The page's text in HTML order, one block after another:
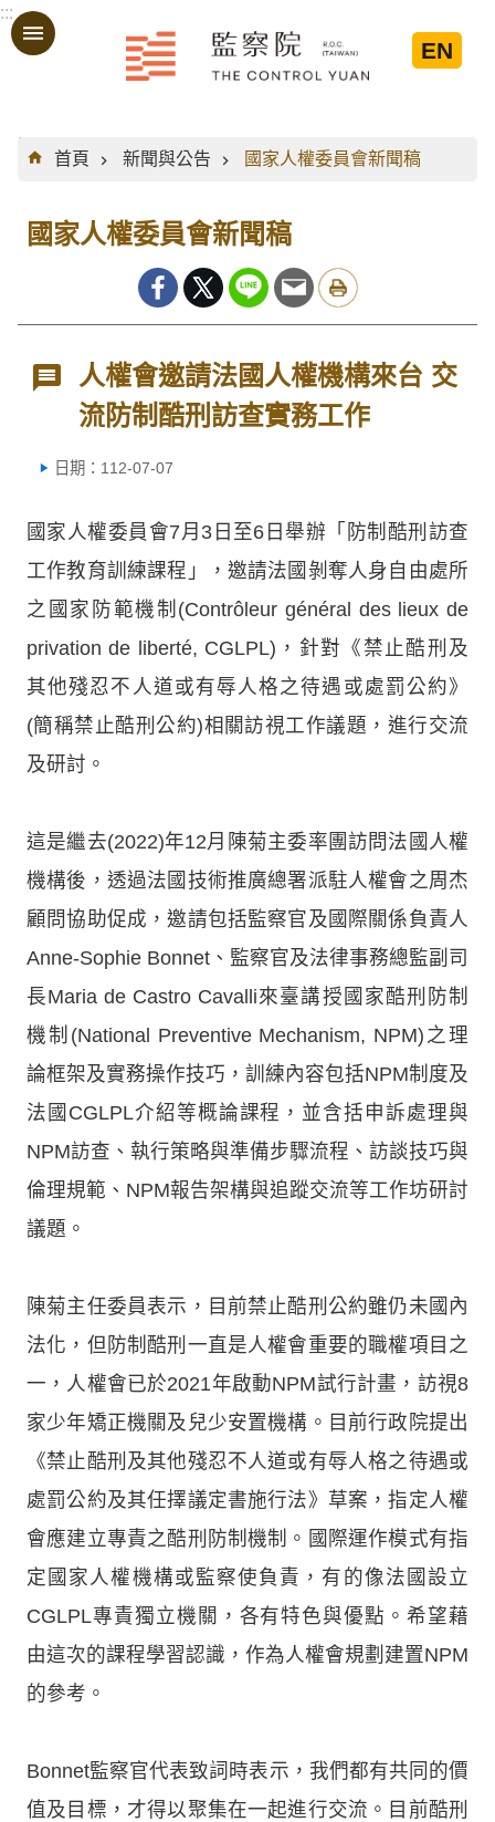
跳到主要內容區塊
:::
EN
:::
首頁
新聞與公告 國家人權委員會新聞稿
國家人權委員會新聞稿
人權會邀請法國人權機構來台 交
流防制酷刑訪查實務工作
日期：112-07-07
國家人權委員會7月3日至6日舉辦「防制酷刑訪查
工作教育訓練課程」，邀請法國剝奪人身自由處所
之國家防範機制(Contrôleur général des lieux de
privation de liberté, CGLPL)，針對《禁止酷刑及
其他殘忍不人道或有辱人格之待遇或處罰公約》
(簡稱禁止酷刑公約)相關訪視工作議題，進行交流
及研討。
這是繼去(2022)年12月陳菊主委率團訪問法國人權
機構後，透過法國技術推廣總署派駐人權會之周杰
顧問協助促成，邀請包括監察官及國際關係負責人
Anne-Sophie Bonnet、監察官及法律事務總監副司
長Maria de Castro Cavalli來臺講授國家酷刑防制
機制(National Preventive Mechanism, NPM)之理
論框架及實務操作技巧，訓練內容包括NPM制度及
法國CGLPL介紹等概論課程，並含括申訴處理與
NPM訪查、執行策略與準備步驟流程、訪談技巧與
倫理規範、NPM報告架構與追蹤交流等工作坊研討
議題。
陳菊主任委員表示，目前禁止酷刑公約雖仍未國內
法化，但防制酷刑一直是人權會重要的職權項目之
一，人權會已於2021年啟動NPM試行計畫，訪視8
家少年矯正機關及兒少安置機構。目前行政院提出
《禁止酷刑及其他殘忍不人道或有辱人格之待遇或
處罰公約及其任擇議定書施行法》草案，指定人權
會應建立專責之酷刑防制機制。國際運作模式有指
定國家人權機構或監察使負責，有的像法國設立
CGLPL專責獨立機關，各有特色與優點。希望藉
由這次的課程學習認識，作為人權會規劃建置NPM
的參考。
Bonnet監察官代表致詞時表示，我們都有共同的價
值及目標，才得以聚集在一起進行交流。目前酷刑